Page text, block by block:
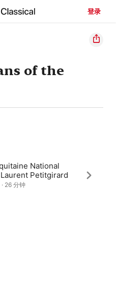
登录
of the
National
Petitgirard
26 分钟